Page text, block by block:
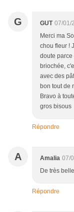
G GUT 07/01/
Merci ma
chou fleur !
doute
briochée,
avec des
bon tout de
Bravo à
gros bisous
Répondre
A Amalia 07/
De très
Répondre